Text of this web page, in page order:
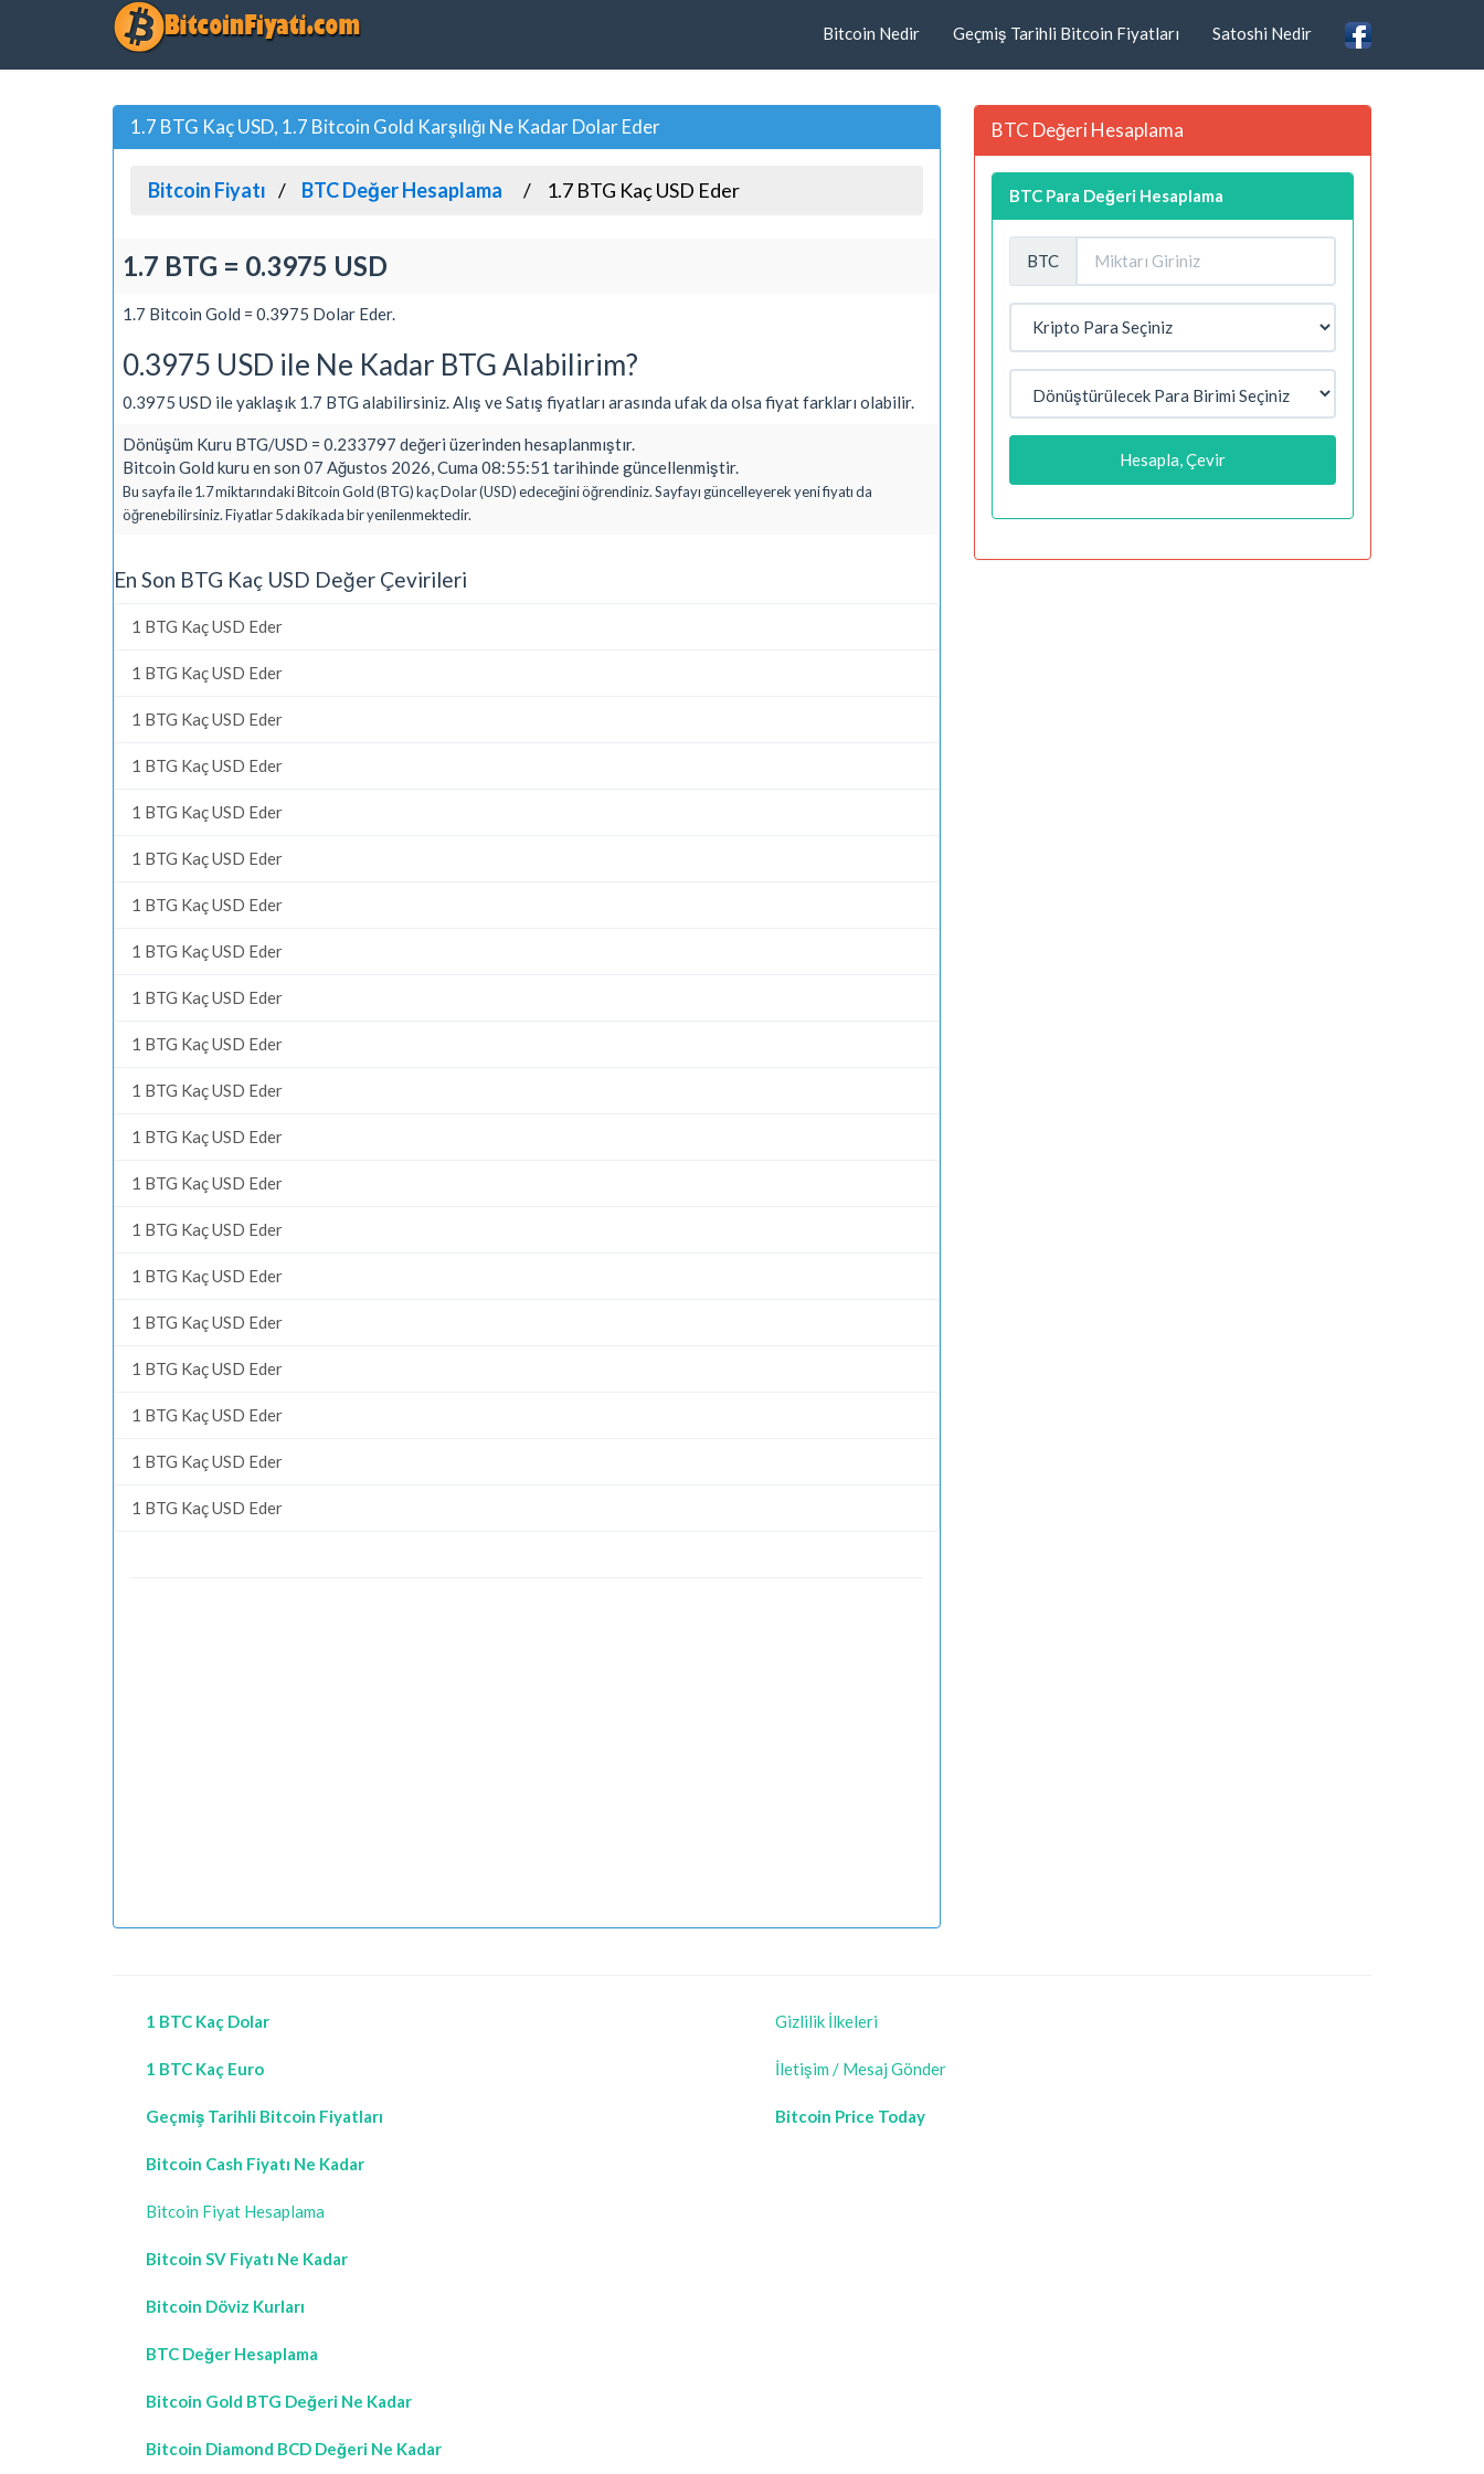
Bitcoin Nedir Geçmiş Tarihli Bitcoin Fiyatları Satoshi Nedir
1.7 BTG Kaç USD, 1.7 Bitcoin Gold Karşılığı Ne Kadar Dolar Eder
Bitcoin Fiyatı BTC Değer Hesaplama 1.7 BTG Kaç USD Eder
1.7 BTG = 0.3975 USD
1.7 Bitcoin Gold = 0.3975 Dolar Eder.
0.3975 USD ile Ne Kadar BTG Alabilirim?
0.3975 USD ile yaklaşık 1.7 BTG alabilirsiniz. Alış ve Satış fiyatları arasında ufak da olsa fiyat farkları olabilir.
Dönüşüm Kuru BTG/USD = 0.233797 değeri üzerinden hesaplanmıştır.
Bitcoin Gold kuru en son 07 Ağustos 2026, Cuma 08:55:51 tarihinde güncellenmiştir.
Bu sayfa ile 1.7 miktarındaki Bitcoin Gold (BTG) kaç Dolar (USD) edeceğini öğrendiniz. Sayfayı güncelleyerek yeni fiyatı da
öğrenebilirsiniz. Fiyatlar 5 dakikada bir yenilenmektedir.
En Son BTG Kaç USD Değer Çevirileri
1 BTG Kaç USD Eder
1 BTG Kaç USD Eder
1 BTG Kaç USD Eder
1 BTG Kaç USD Eder
1 BTG Kaç USD Eder
1 BTG Kaç USD Eder
1 BTG Kaç USD Eder
1 BTG Kaç USD Eder
1 BTG Kaç USD Eder
1 BTG Kaç USD Eder
1 BTG Kaç USD Eder
1 BTG Kaç USD Eder
1 BTG Kaç USD Eder
1 BTG Kaç USD Eder
1 BTG Kaç USD Eder
1 BTG Kaç USD Eder
1 BTG Kaç USD Eder
1 BTG Kaç USD Eder
1 BTG Kaç USD Eder
1 BTG Kaç USD Eder
BTC Değeri Hesaplama
BTC Para Değeri Hesaplama
BTC
Hesapla, Çevir
1 BTC Kaç Dolar
1 BTC Kaç Euro
Geçmiş Tarihli Bitcoin Fiyatları
Bitcoin Cash Fiyatı Ne Kadar
Bitcoin Fiyat Hesaplama
Bitcoin SV Fiyatı Ne Kadar
Bitcoin Döviz Kurları
BTC Değer Hesaplama
Bitcoin Gold BTG Değeri Ne Kadar
Bitcoin Diamond BCD Değeri Ne Kadar
Gizlilik İlkeleri
İletişim / Mesaj Gönder
Bitcoin Price Today